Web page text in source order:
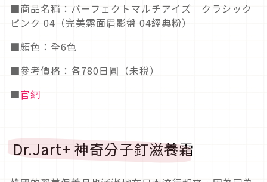
■商品名稱：パーフェクトマルチアイズ クラシック
ピンク 04（完美霧面眉影盤 04經典粉）
■顏色：全6色
■參考價格：各780日圓（未稅）
■官網
Dr.Jart+ 神奇分子釘滋養霜